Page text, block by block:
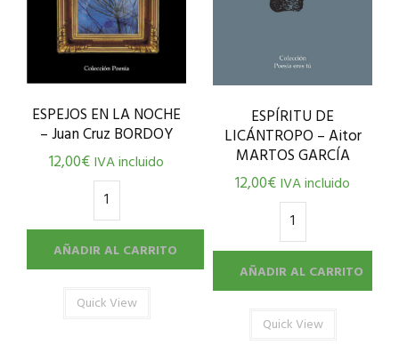
ESPEJOS EN LA NOCHE
– Juan Cruz BORDOY
12,00€IVA incluido
AÑADIR AL CARRITO
Quick View
ESPÍRITU DE
LICÁNTROPO – Aitor
MARTOS GARCÍA
12,00€IVA incluido
AÑADIR AL CARRITO
Quick View